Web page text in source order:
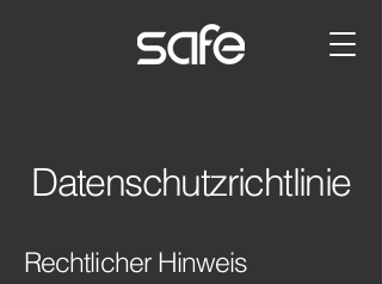
Datenschutzrichtlinie
Rechtlicher Hinweis